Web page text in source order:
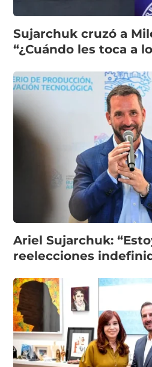
Sujarchuk cruzó a
“¿Cuándo les toca a
Ariel Sujarchuk:
reelecciones